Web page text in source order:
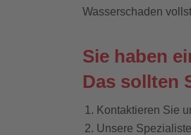
Wasserschaden
Sie haben
Das sollten
Kontaktieren Sie
Unsere